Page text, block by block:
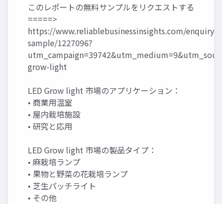
このレポートの無料サンプルをリクエストする
=====>
https://www.reliablebusinessinsights.com/enquiry/
sample/1227096?
grow-light
LED Grow light 市場のアプリケーション：
• 商業用温室
• 屋内栽培施設
• 研究と応用
LED Grow light 市場の製品タイプ：
• 麻栽培ランプ
• 果物と野菜の花栽培ランプ
• 芝生パッチライト
• その他